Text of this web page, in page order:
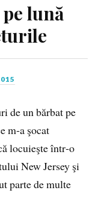
lună
de un bărbat pe
m‑a şocat
locuieşte într‑o
New Jersey şi
parte de multe